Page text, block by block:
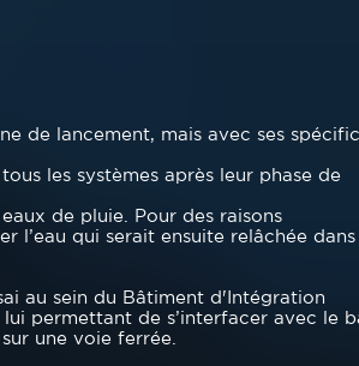
de lancement, mais avec ses
les systèmes après leur phase de
de pluie. Pour des raisons
l’eau qui serait ensuite relâchée dans
au sein du Bâtiment d'Intégration
permettant de s’interfacer avec le
une voie ferrée.